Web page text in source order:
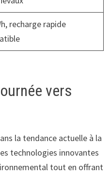
recharge rapide
vers
la tendance actuelle à la
technologies innovantes
tout en offrant